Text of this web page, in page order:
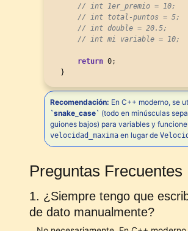
// int 1er_premio = 10;
// int total-puntos = 5;
// int double = 20.5;
// int mi variable = 10;
return 0;
}
Recomendación: En C++ moderno, se
`snake_case` (todo en minúsculas
guiones bajos) para variables y
velocidad_maxima en lugar de
Preguntas Frecuentes
1. ¿Siempre tengo que
de dato manualmente?